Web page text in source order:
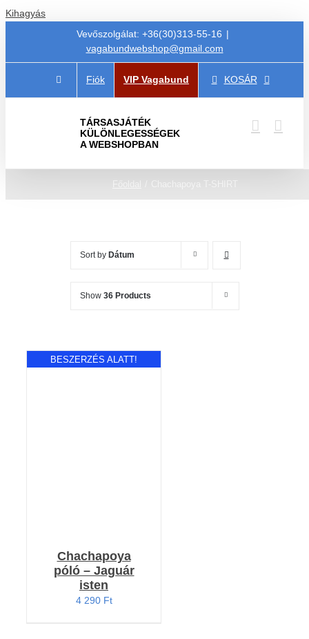
Kihagyás
Vevőszolgálat: +36(30)313-55-16 |
vagabundwebshop@gmail.com
Fiók VIP Vagabund KOSÁR
TÁRSASJÁTÉK
KÜLÖNLEGESSÉGEK
A WEBSHOPBAN
Főoldal Chachapoya T-SHIRT
Sort by Dátum
Show 36 Products
BESZERZÉS ALATT!
Chachapoya
póló – Jaguár
isten
4 290 Ft